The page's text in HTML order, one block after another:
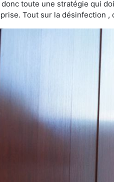
donc toute une stratégie qui
Tout sur la désinfection ,